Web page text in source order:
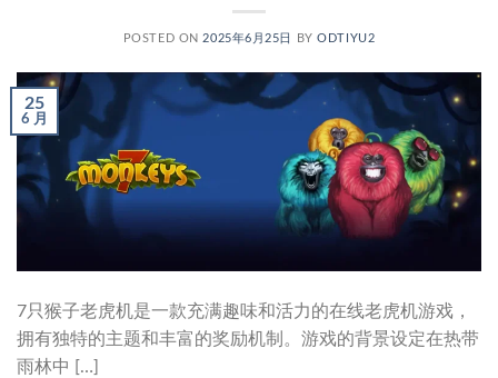
POSTED ON2025年6月25日 BYODTIYU2
25
6 月
7只猴子老虎机是一款充满趣味和活力的在线老虎机游戏，
拥有独特的主题和丰富的奖励机制。游戏的背景设定在热带
雨林中 […]